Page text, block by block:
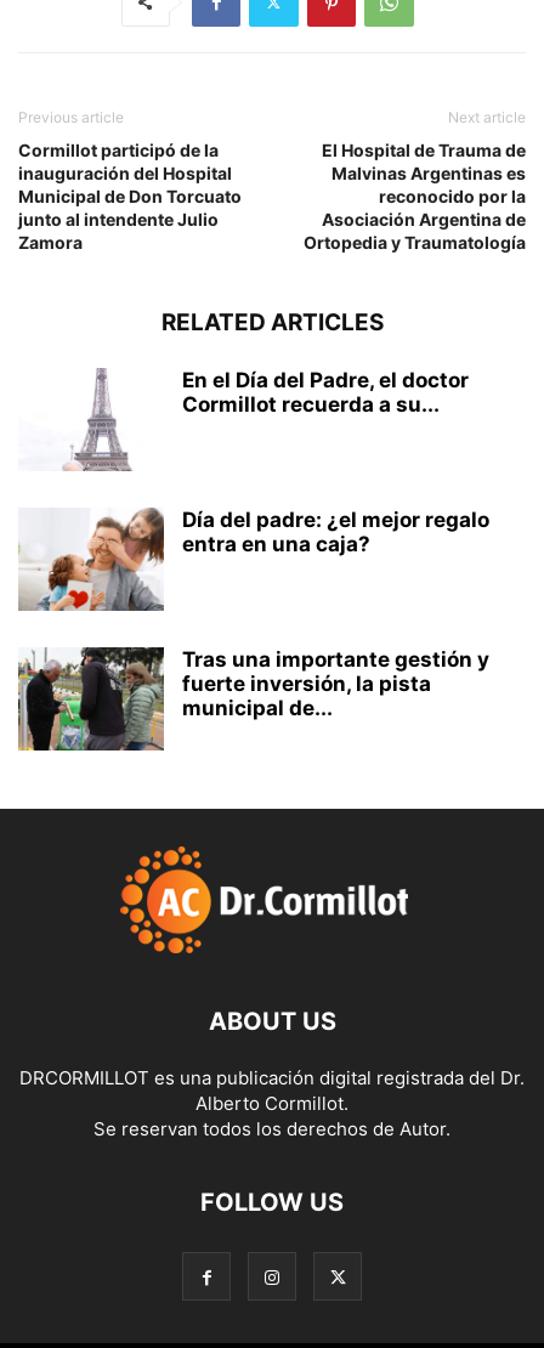
Previous article
Cormillot participó de la
inauguración del Hospital
Municipal de Don Torcuato
junto al intendente Julio
Zamora
Next article
El Hospital de Trauma de
Malvinas Argentinas es
reconocido por la
Asociación Argentina de
Ortopedia y Traumatología
RELATED ARTICLES
En el Día del Padre, el doctor
Cormillot recuerda a su...
Día del padre: ¿el mejor regalo
entra en una caja?
Tras una importante gestión y
fuerte inversión, la pista
municipal de...
ABOUT US
DRCORMILLOT es una publicación digital registrada del Dr.
Alberto Cormillot.
Se reservan todos los derechos de Autor.
FOLLOW US